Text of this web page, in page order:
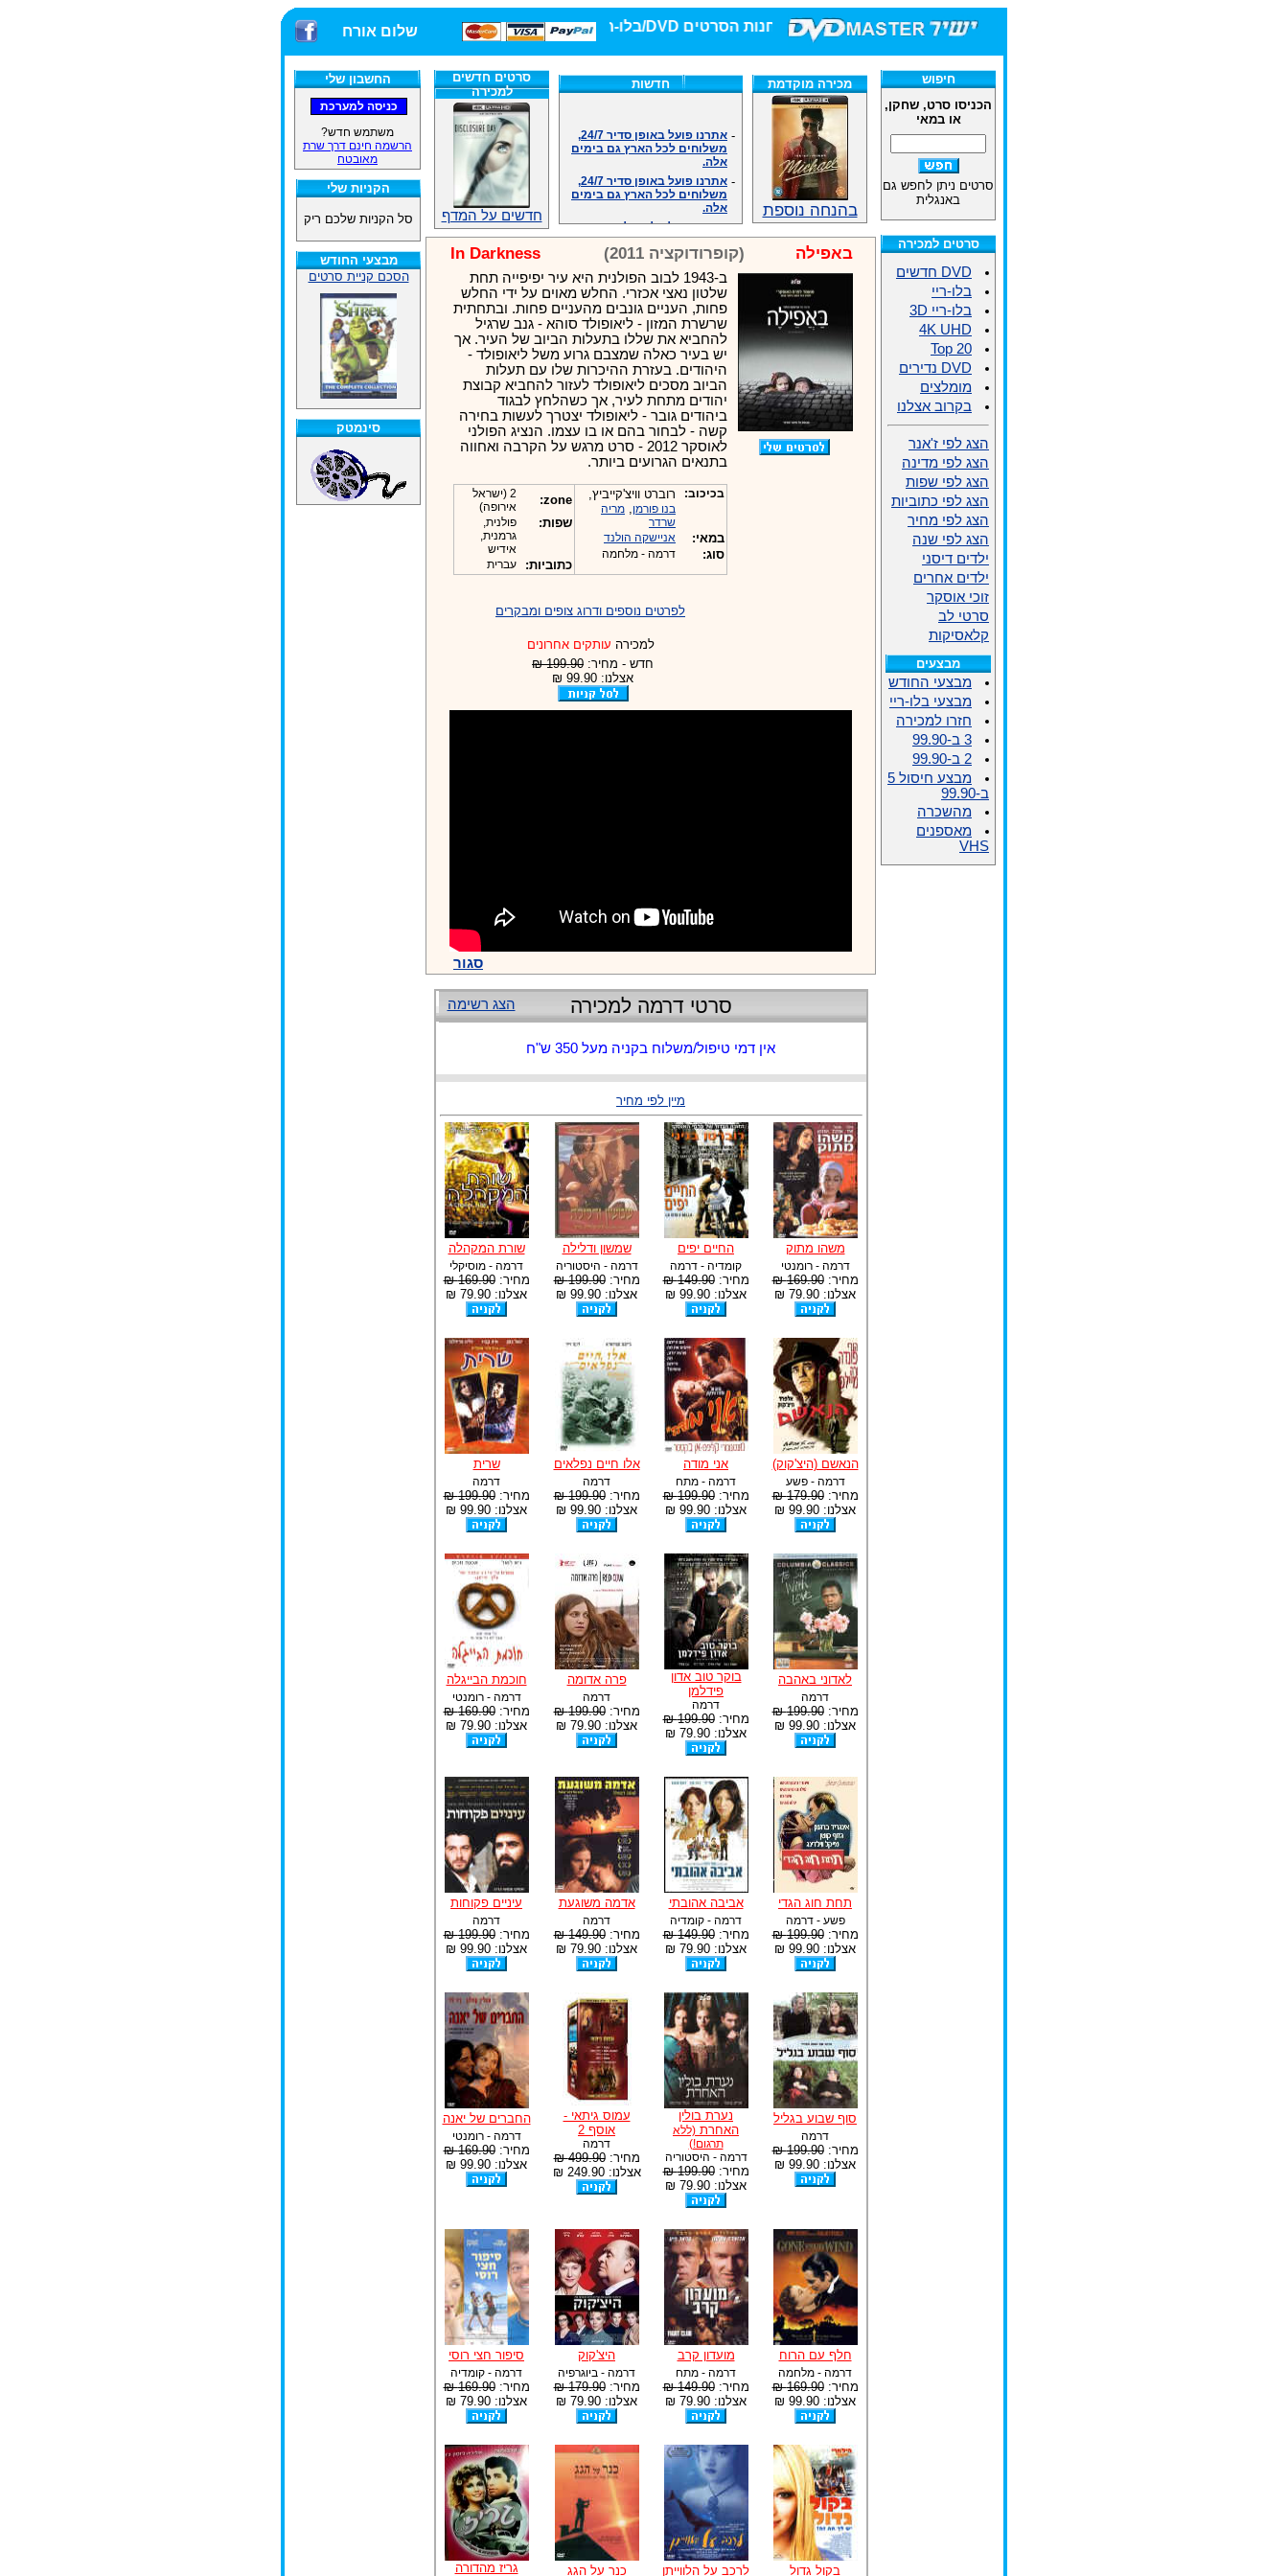
חנות הסרטים DVD/בלו-ריי/3D הגדולה ביותר! שלום אורח
החשבון שלי
משתמש חדש?
הרשמה חינם דרך שרת
מאובטח
הקניות שלי
סל הקניות שלכם ריק
מבצעי החודש
הסכם קניית סרטים
סינמטק
מכירה מוקדמת
בהנחה נוספת
חדשות
משלוחים לכל הארץ גם בימים
אלה.
משלוחים לכל הארץ גם בימים
אלה.
אנחנו כאן לכול שאלה וזמינים
במענה הטלפוני שלנו.ובמייל
.האתר לרשותכם פעיל 24/7
-מענה טלפוני: 09-7652392
צוות דיוידי מאסטר ישיר.
זמינים במייל ובטלפון. האתר
לרשותכם פעיל 24/7
צוות דיוידי מאסטר ישיר.
אנחנו כאן לכול שאלה וזמינים
במענה הטלפוני שלנו.ובמייל
.האתר לרשותכם 24/7
מענה טלפוני: 09-7652392
צוות דיוידי מאסטר ישיר.
סרטים חדשים
למכירה
חדשים על המדף
באפילה (קופרודוקציה 2011) In Darkness
ב-1943 לבוב הפולנית היא עיר יפיפייה תחת
שלטון נאצי אכזרי. החלש מאוים על ידי החלש
פחות, העניים גונבים מהעניים פחות. ובתחתית
שרשרת המזון - ליאופולד סוהא - גנב שרגיל
להחביא את שללו בתעלות הביוב של העיר. אך
יש בעיר כאלה שמצבם גרוע משל ליאופולד -
היהודים. בעזרת ההיכרות שלו עם תעלות
הביוב מסכים ליאופולד לעזור להחביא קבוצת
יהודים מתחת לעיר, אך כשהלחץ לבגוד
ביהודים גובר - ליאופולד יצטרך לעשות בחירה
קשה - לבחור בהם או בו עצמו. הנציג הפולני
לאוסקר 2012 - סרט מרגש על הקרבה ואחווה
בתנאים הגרועים ביותר.
בכיכוב: רוברט וויצ'קייביץ,
בנו פורמן, מריה
שרדר
במאי: אניישקה הולנד
סוג: דרמה - מלחמה
zone:
2 (ישראל
אירופה)
שפות:
פולנית,
גרמנית,
אידיש
כתוביות: עברית
לפרטים נוספים ודרוג צופים ומבקרים
למכירה עותקים אחרונים
חדש - מחיר: 199.90 ₪
אצלנו: 99.90 ₪
סגור
הצג רשימה סרטי דרמה למכירה
אין דמי טיפול/משלוח בקניה מעל 350 ש"ח
מיין לפי מחיר
משהו מתוק
דרמה - רומנטי
מחיר:169.90 ₪
אצלנו: 79.90 ₪
החיים יפים
קומדיה - דרמה
מחיר:149.90 ₪
אצלנו: 99.90 ₪
שמשון ודלילה
דרמה - היסטוריה
מחיר:199.90 ₪
אצלנו: 99.90 ₪
שורת המקהלה
דרמה - מוסיקלי
מחיר:169.90 ₪
אצלנו: 79.90 ₪
הנאשם (היצ'קוק)
דרמה - פשע
מחיר:179.90 ₪
אצלנו: 99.90 ₪
אני מודה
דרמה - מתח
מחיר:199.90 ₪
אצלנו: 99.90 ₪
אלו חיים נפלאים
דרמה
מחיר:199.90 ₪
אצלנו: 99.90 ₪
שרית
דרמה
מחיר:199.90 ₪
אצלנו: 99.90 ₪
לאדוני באהבה
דרמה
מחיר:199.90 ₪
אצלנו: 99.90 ₪
בוקר טוב אדון
פידלמן
דרמה
מחיר:199.90 ₪
אצלנו: 79.90 ₪
פרה אדומה
דרמה
מחיר:199.90 ₪
אצלנו: 79.90 ₪
חוכמת הבייגלה
דרמה - רומנטי
מחיר:169.90 ₪
אצלנו: 79.90 ₪
תחת חוג הגדי
פשע - דרמה
מחיר:199.90 ₪
אצלנו: 99.90 ₪
אביבה אהובתי
דרמה - קומדיה
מחיר:149.90 ₪
אצלנו: 79.90 ₪
אדמה משוגעת
דרמה
מחיר:149.90 ₪
אצלנו: 79.90 ₪
עיניים פקוחות
דרמה
מחיר:199.90 ₪
אצלנו: 99.90 ₪
סוף שבוע בגליל
דרמה
מחיר:199.90 ₪
אצלנו: 99.90 ₪
נערת בולין
האחרת (ללא
תרגום!)
דרמה - היסטוריה
מחיר:199.90 ₪
אצלנו: 79.90 ₪
עמוס גיתאי -
אוסף 2
דרמה
מחיר:499.90 ₪
אצלנו: 249.90 ₪
החברים של יאנה
דרמה - רומנטי
מחיר:169.90 ₪
אצלנו: 99.90 ₪
חלף עם הרוח
דרמה - מלחמה
מחיר:169.90 ₪
אצלנו: 99.90 ₪
מועדון קרב
דרמה - מתח
מחיר:149.90 ₪
אצלנו: 79.90 ₪
היצ'קוק
דרמה - ביוגרפיה
מחיר:179.90 ₪
אצלנו: 79.90 ₪
סיפור חצי רוסי
דרמה - קומדיה
מחיר:169.90 ₪
אצלנו: 79.90 ₪
בקול גדול לרכב על הלווייתן כנר על הגג
גריז מהדורה
חיפוש
הכניסו סרט, שחקן,
או במאי
סרטים ניתן לחפש גם
באנגלית
סרטים למכירה
DVD חדשים
בלו-ריי
בלו-ריי 3D
4K UHD
Top 20
DVD נדירים
מומלצים
בקרוב אצלנו
הצג לפי ז'אנר
הצג לפי מדינה
הצג לפי שפות
הצג לפי כתוביות
הצג לפי מחיר
הצג לפי שנה
ילדים דיסני
ילדים אחרים
זוכי אוסקר
סרטי לב
קלאסיקות
מבצעים
מבצעי החודש
מבצעי בלו-ריי
חזרו למכירה
3 ב-99.90
2 ב-99.90
מבצע חיסול 5
ב-99.90
מהשכרה
מאספנים
VHS